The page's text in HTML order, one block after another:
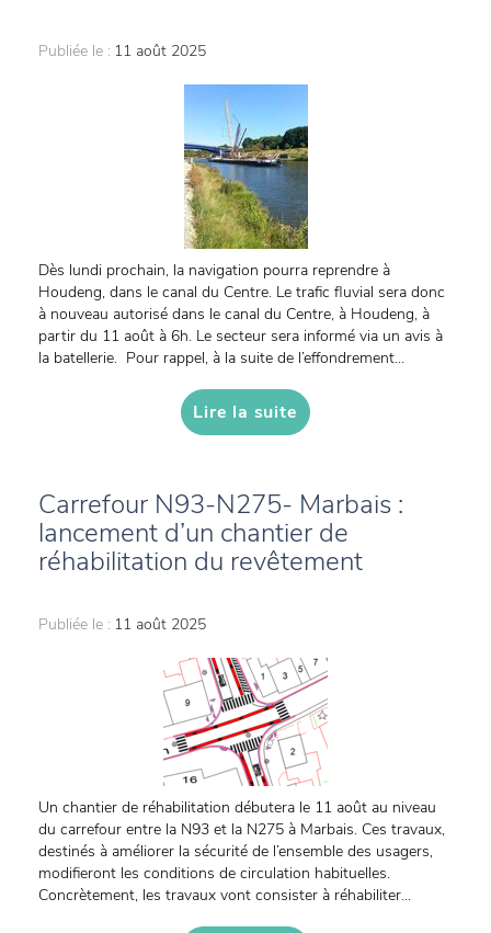
Publiée le : 11 août 2025
Dès lundi prochain, la navigation pourra reprendre à
Houdeng, dans le canal du Centre. Le trafic fluvial sera donc
à nouveau autorisé dans le canal du Centre, à Houdeng, à
partir du 11 août à 6h. Le secteur sera informé via un avis à
la batellerie. Pour rappel, à la suite de l’effondrement...
Lire la suite
Carrefour N93-N275- Marbais :
lancement d’un chantier de
réhabilitation du revêtement
Publiée le : 11 août 2025
Un chantier de réhabilitation débutera le 11 août au niveau
du carrefour entre la N93 et la N275 à Marbais. Ces travaux,
destinés à améliorer la sécurité de l’ensemble des usagers,
modifieront les conditions de circulation habituelles.
Concrètement, les travaux vont consister à réhabiliter...